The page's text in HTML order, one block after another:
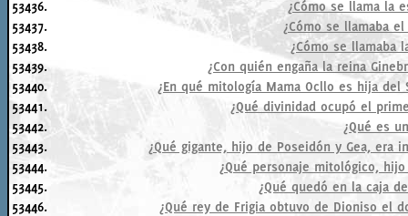
53436.
¿Cómo se llama la
53437.
¿Cómo se llamaba
53438.
¿Cómo se llamaba
53439.
¿Con quién engaña la reina
53440.
¿En qué mitología Mama Ocllo es hija del
53441.
¿Qué divinidad ocupó el
53442.
¿Qué es
53443.
¿Qué gigante, hijo de Poseidón y Gea, era
53444.
¿Qué personaje mitológico,
53445.
¿Qué quedó en la caja
53446.
¿Qué rey de Frigia obtuvo de Dioniso el